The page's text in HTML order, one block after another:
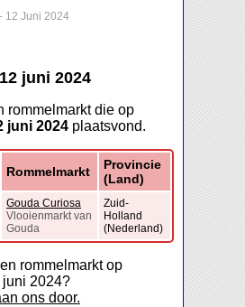
- 12 Juni 2024
juni 2024
rommelmarkt die op
juni 2024 plaatsvond.
Rommelmarkt
Provincie
(Land)
Gouda Curiosa
Vlooienmarkt van
Gouda
Zuid-
Holland
(Nederland)
rommelmarkt op
2024?
ons door.